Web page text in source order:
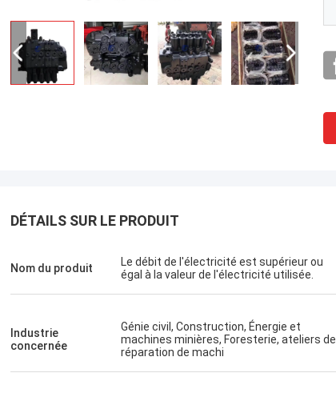
Sanok Nižehorodsky est une ville du nord
de la Russie.
Un service de gestion, une visite rapide.
DÉTAILS SUR LE PRODUIT
Nom du produit
Le débit de l'électricité est supérieur ou
égal à la valeur de l'électricité utilisée.
Industrie
concernée
Génie civil, Construction, Énergie et
machines minières, Foresterie, ateliers de
réparation de machi